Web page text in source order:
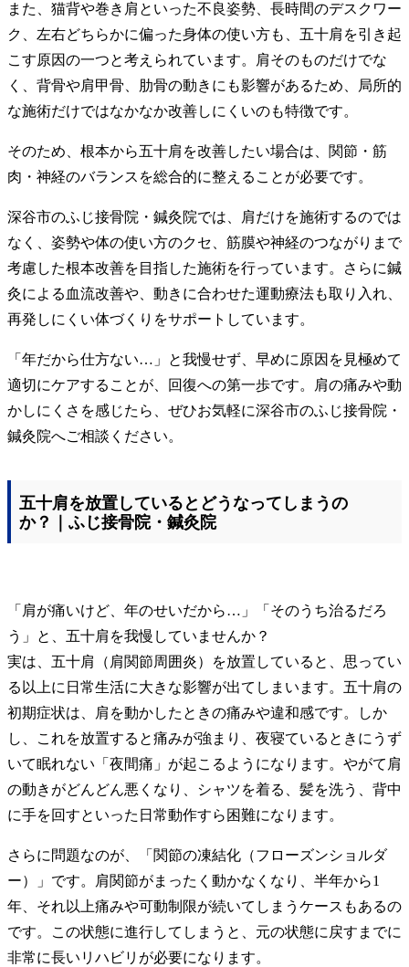
また、猫背や巻き肩といった不良姿勢、長時間のデスクワー
ク、左右どちらかに偏った身体の使い方も、五十肩を引き起
こす原因の一つと考えられています。肩そのものだけでな
く、背骨や肩甲骨、肋骨の動きにも影響があるため、局所的
な施術だけではなかなか改善しにくいのも特徴です。
そのため、根本から五十肩を改善したい場合は、関節・筋
肉・神経のバランスを総合的に整えることが必要です。
深谷市のふじ接骨院・鍼灸院では、肩だけを施術するのでは
なく、姿勢や体の使い方のクセ、筋膜や神経のつながりまで
考慮した根本改善を目指した施術を行っています。さらに鍼
灸による血流改善や、動きに合わせた運動療法も取り入れ、
再発しにくい体づくりをサポートしています。
「年だから仕方ない…」と我慢せず、早めに原因を見極めて
適切にケアすることが、回復への第一歩です。肩の痛みや動
かしにくさを感じたら、ぜひお気軽に深谷市のふじ接骨院・
鍼灸院へご相談ください。
五十肩を放置しているとどうなってしまうの
か？｜ふじ接骨院・鍼灸院
「肩が痛いけど、年のせいだから…」「そのうち治るだろ
う」と、五十肩を我慢していませんか？
実は、五十肩（肩関節周囲炎）を放置していると、思ってい
る以上に日常生活に大きな影響が出てしまいます。五十肩の
初期症状は、肩を動かしたときの痛みや違和感です。しか
し、これを放置すると痛みが強まり、夜寝ているときにうず
いて眠れない「夜間痛」が起こるようになります。やがて肩
の動きがどんどん悪くなり、シャツを着る、髪を洗う、背中
に手を回すといった日常動作すら困難になります。
さらに問題なのが、「関節の凍結化（フローズンショルダ
ー）」です。肩関節がまったく動かなくなり、半年から1
年、それ以上痛みや可動制限が続いてしまうケースもあるの
です。この状態に進行してしまうと、元の状態に戻すまでに
非常に長いリハビリが必要になります。